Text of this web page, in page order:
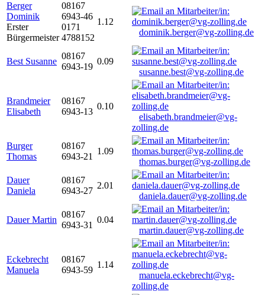
Berger
Dominik
Erster
Bürgermeister
08167
6943-46
0171
4788152
1.12
dominik.berger@vg-zolling.de
Best Susanne
08167
6943-19
0.09
susanne.best@vg-zolling.de
Brandmeier
Elisabeth
08167
6943-13
0.10
elisabeth.brandmeier@vg-
zolling.de
Burger
Thomas
08167
6943-21
1.09
thomas.burger@vg-zolling.de
Dauer
Daniela
08167
6943-27
2.01
daniela.dauer@vg-zolling.de
Dauer Martin
08167
6943-31
0.04
martin.dauer@vg-zolling.de
Eckebrecht
Manuela
08167
6943-59
1.14
manuela.eckebrecht@vg-
zolling.de